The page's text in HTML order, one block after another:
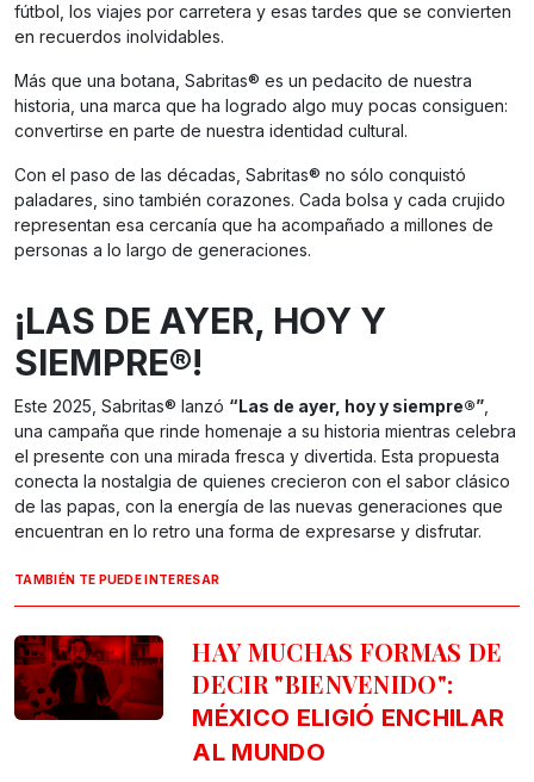
fútbol, los viajes por carretera y esas tardes que se convierten
en recuerdos inolvidables.
Más que una botana, Sabritas® es un pedacito de nuestra
historia, una marca que ha logrado algo muy pocas consiguen:
convertirse en parte de nuestra identidad cultural.
Con el paso de las décadas, Sabritas® no sólo conquistó
paladares, sino también corazones. Cada bolsa y cada crujido
representan esa cercanía que ha acompañado a millones de
personas a lo largo de generaciones.
¡LAS DE AYER, HOY Y
SIEMPRE®!
Este 2025, Sabritas® lanzó “Las de ayer, hoy y siempre®”,
una campaña que rinde homenaje a su historia mientras celebra
el presente con una mirada fresca y divertida. Esta propuesta
conecta la nostalgia de quienes crecieron con el sabor clásico
de las papas, con la energía de las nuevas generaciones que
encuentran en lo retro una forma de expresarse y disfrutar.
TAMBIÉN TE PUEDE INTERESAR
HAY MUCHAS FORMAS DE
DECIR "BIENVENIDO":
MÉXICO ELIGIÓ ENCHILAR
AL MUNDO